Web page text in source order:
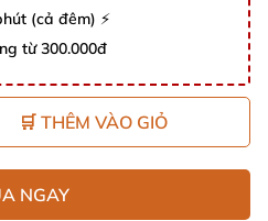
(cả đêm) ⚡
từ 300.000đ
🛒 THÊM VÀO GIỎ
NGAY